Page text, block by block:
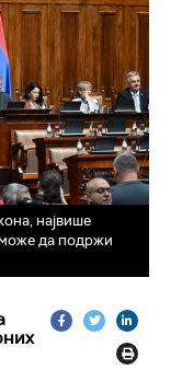
највише
да подржи